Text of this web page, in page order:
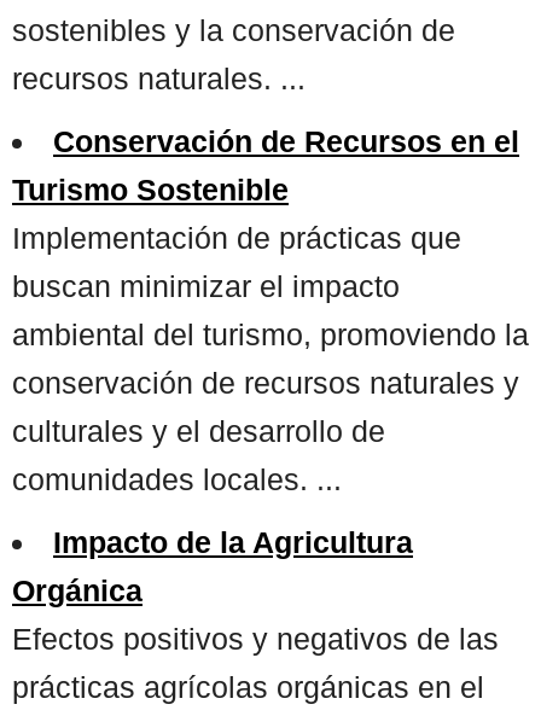
sostenibles y la conservación de
recursos naturales. ...
Conservación de Recursos en el
Turismo Sostenible
Implementación de prácticas que
buscan minimizar el impacto
ambiental del turismo, promoviendo la
conservación de recursos naturales y
culturales y el desarrollo de
comunidades locales. ...
Impacto de la Agricultura
Orgánica
Efectos positivos y negativos de las
prácticas agrícolas orgánicas en el